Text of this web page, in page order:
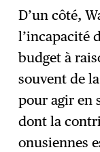
D’un côté,
l’incapacité
budget à
souvent de
pour agir en
dont la
onusiennes